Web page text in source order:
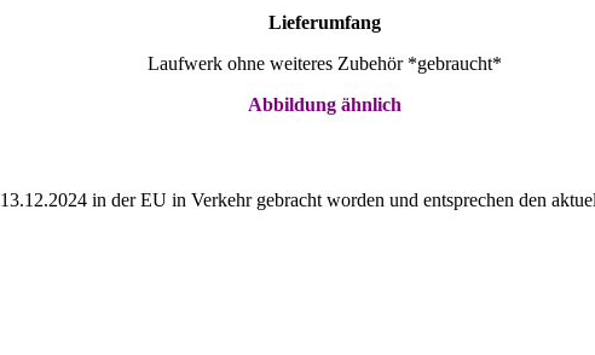
Lieferumfang
Laufwerk ohne weiteres Zubehör*gebraucht*
Abbildung ähnlich
in der EU in Verkehr gebracht worden und entsprechen den